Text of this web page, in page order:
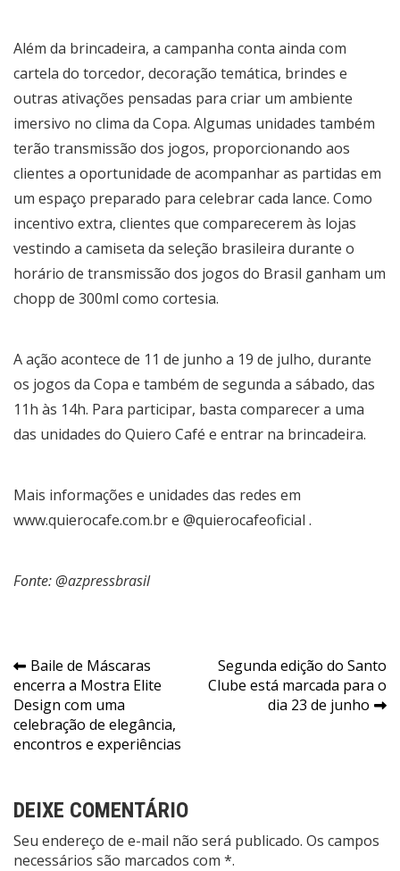
Além da brincadeira, a campanha conta ainda com
cartela do torcedor, decoração temática, brindes e
outras ativações pensadas para criar um ambiente
imersivo no clima da Copa. Algumas unidades também
terão transmissão dos jogos, proporcionando aos
clientes a oportunidade de acompanhar as partidas em
um espaço preparado para celebrar cada lance. Como
incentivo extra, clientes que comparecerem às lojas
vestindo a camiseta da seleção brasileira durante o
horário de transmissão dos jogos do Brasil ganham um
chopp de 300ml como cortesia.
A ação acontece de 11 de junho a 19 de julho, durante
os jogos da Copa e também de segunda a sábado, das
11h às 14h. Para participar, basta comparecer a uma
das unidades do Quiero Café e entrar na brincadeira.
Mais informações e unidades das redes em
www.quierocafe.com.bre @quierocafeoficial .
Fonte: @azpressbrasil
Navegação
de
Post
Baile de Máscaras
encerra a Mostra Elite
Design com uma
celebração de elegância,
encontros e experiências
Segunda edição do Santo
Clube está marcada para o
dia 23 de junho
DEIXE COMENTÁRIO
Seu endereço de e-mail não será publicado. Os campos
necessários são marcados com *.